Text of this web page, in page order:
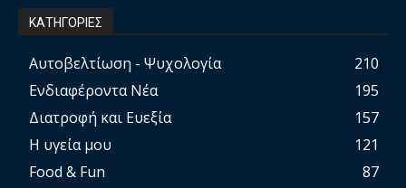
ΚΑΤΗΓΟΡΙΕΣ
Αυτοβελτίωση - Ψυχολογία
210
Ενδιαφέροντα Νέα
195
Διατροφή και Ευεξία
157
Η υγεία μου
121
Food & Fun
87